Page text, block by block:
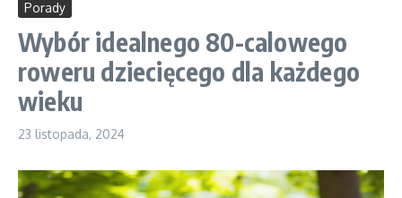
Porady
Wybór idealnego 80-calowego
roweru dziecięcego dla każdego
wieku
23 listopada, 2024